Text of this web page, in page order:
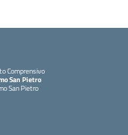
Comprensivo
San Pietro
San Pietro